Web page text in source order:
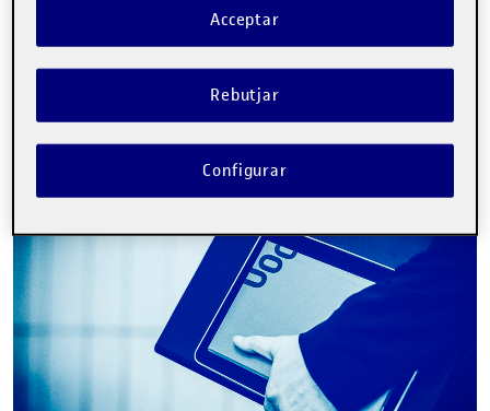
Rebutjar
Acceptar
Configurar